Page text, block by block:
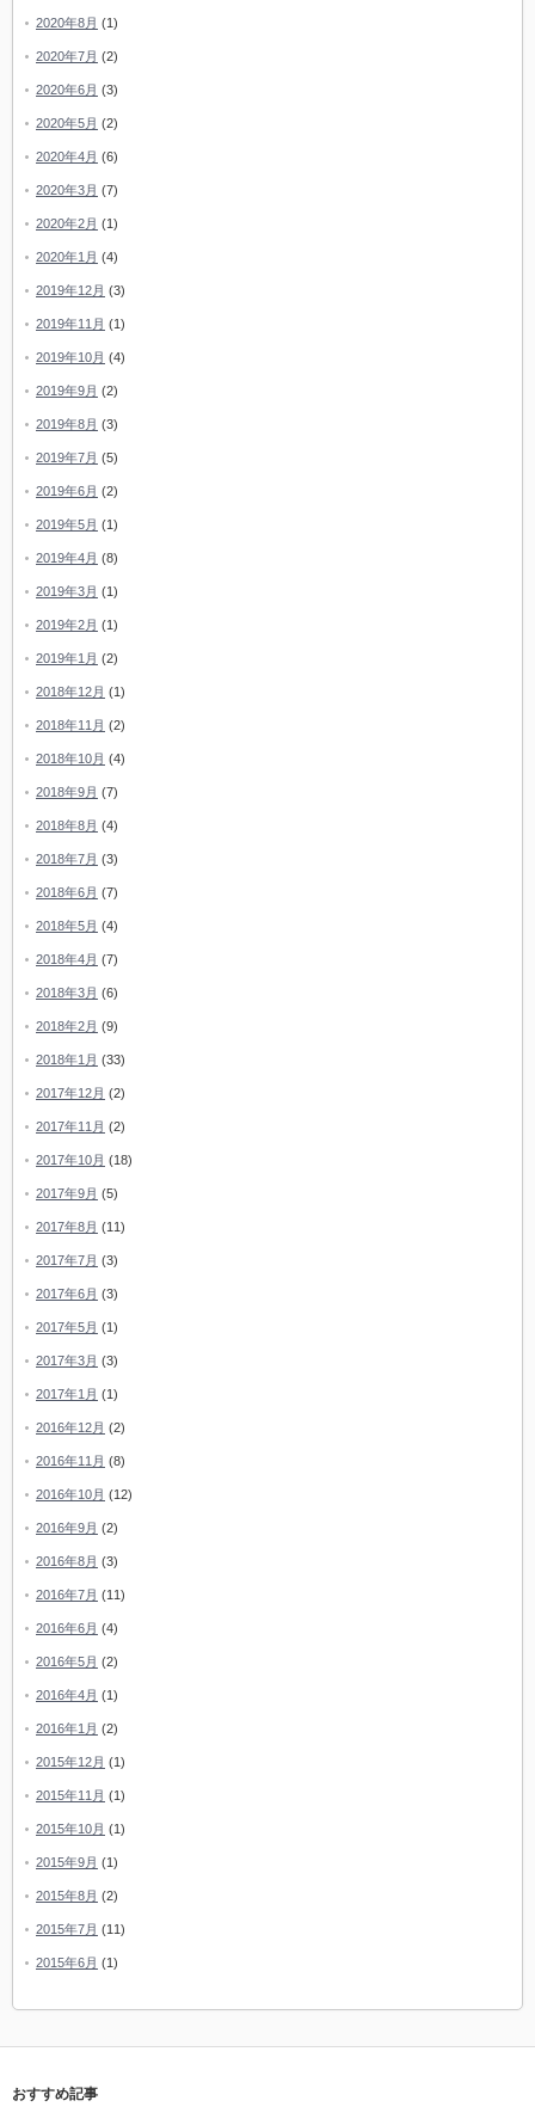
2020年8月 (1)
2020年7月 (2)
2020年6月 (3)
2020年5月 (2)
2020年4月 (6)
2020年3月 (7)
2020年2月 (1)
2020年1月 (4)
2019年12月 (3)
2019年11月 (1)
2019年10月 (4)
2019年9月 (2)
2019年8月 (3)
2019年7月 (5)
2019年6月 (2)
2019年5月 (1)
2019年4月 (8)
2019年3月 (1)
2019年2月 (1)
2019年1月 (2)
2018年12月 (1)
2018年11月 (2)
2018年10月 (4)
2018年9月 (7)
2018年8月 (4)
2018年7月 (3)
2018年6月 (7)
2018年5月 (4)
2018年4月 (7)
2018年3月 (6)
2018年2月 (9)
2018年1月 (33)
2017年12月 (2)
2017年11月 (2)
2017年10月 (18)
2017年9月 (5)
2017年8月 (11)
2017年7月 (3)
2017年6月 (3)
2017年5月 (1)
2017年3月 (3)
2017年1月 (1)
2016年12月 (2)
2016年11月 (8)
2016年10月 (12)
2016年9月 (2)
2016年8月 (3)
2016年7月 (11)
2016年6月 (4)
2016年5月 (2)
2016年4月 (1)
2016年1月 (2)
2015年12月 (1)
2015年11月 (1)
2015年10月 (1)
2015年9月 (1)
2015年8月 (2)
2015年7月 (11)
2015年6月 (1)
おすすめ記事